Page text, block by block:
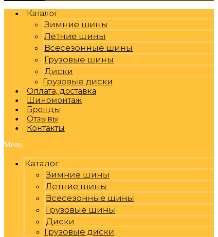
Каталог
Зимние шины
Летние шины
Всесезонные шины
Грузовые шины
Диски
Грузовые диски
Оплата, доставка
Шиномонтаж
Бренды
Отзывы
Контакты
Menu
Каталог
Зимние шины
Летние шины
Всесезонные шины
Грузовые шины
Диски
Грузовые диски